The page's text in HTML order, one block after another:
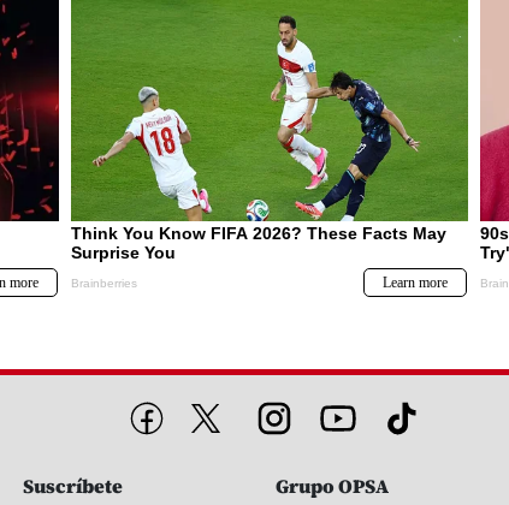
Suscríbete Grupo OPSA